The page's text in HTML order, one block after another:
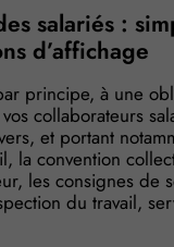
salariés :
d’affichage
principe, à une
collaborateurs
et portant
la convention
les consignes de
du travail,